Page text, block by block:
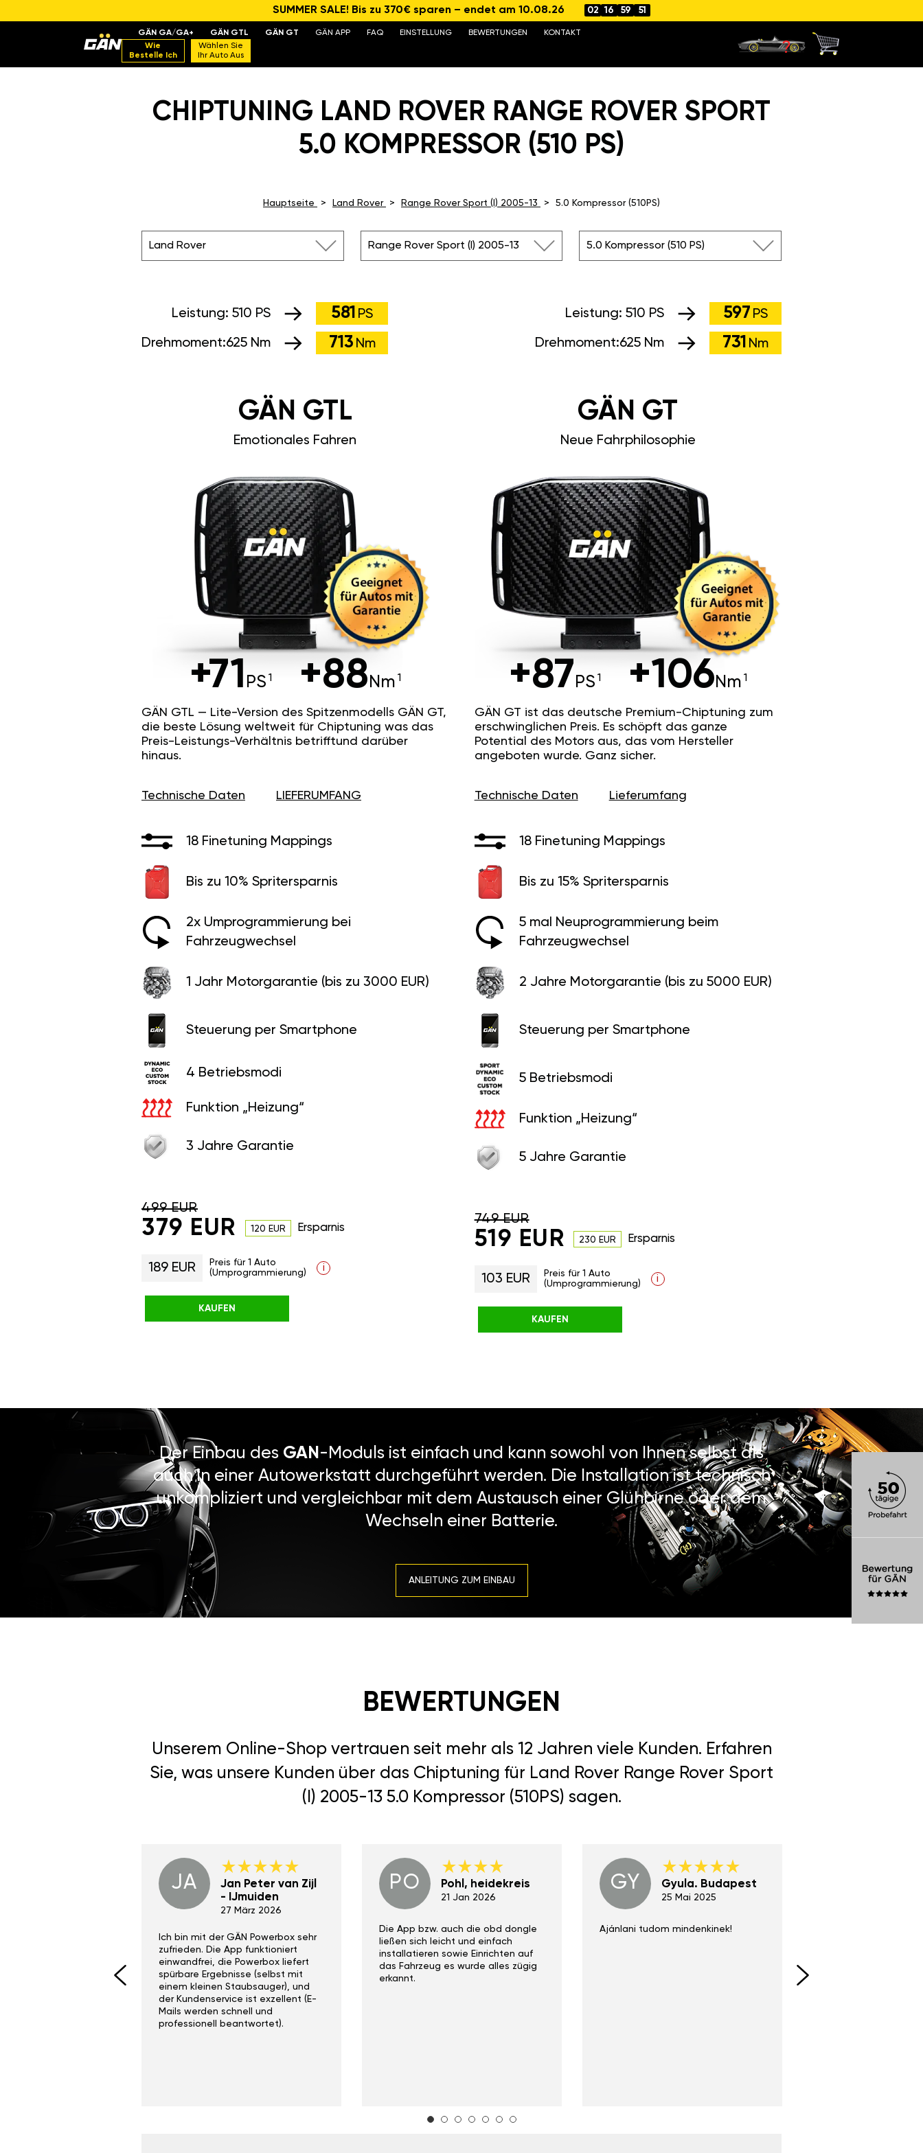
SUMMER SALE! Bis zu 370€ sparen – endet am 10.08.26 02 16 59 50
GÄN GA/GA+ GÄN GTL GÄN GT GÄN APP FAQ EINSTELLUNG BEWERTUNGEN
KONTAKT
Wie
Bestelle Ich
Wählen Sie
Ihr Auto Aus
CHIPTUNING LAND ROVER RANGE ROVER SPORT
5.0 KOMPRESSOR (510 PS)
Hauptseite Land Rover Range Rover Sport (I) 2005-13 5.0 Kompressor (510PS)
Land Rover Range Rover Sport (I) 2005-13 5.0 Kompressor (510 PS)
Leistung: 510 PS 597 PS
Drehmoment:625 Nm 731 Nm
Leistung: 510 PS 581 PS
Drehmoment:625 Nm 713 Nm
GÄN GT
Neue Fahrphilosophie
+87 PS +106 Nm
GÄN GT ist das deutsche Premium-Chiptuning zum
erschwinglichen Preis. Es schöpft das ganze
Potential des Motors aus, das vom Hersteller
angeboten wurde. Ganz sicher.
Technische Daten Lieferumfang
18 Finetuning Mappings
Bis zu 15% Spritersparnis
5 mal Neuprogrammierung beim
Fahrzeugwechsel
2 Jahre Motorgarantie (bis zu 5000 EUR)
Steuerung per Smartphone
5 Betriebsmodi
Funktion „Heizung“
5 Jahre Garantie
749 EUR
519 EUR 230 EUR Ersparnis
103 EUR
Preis für 1 Auto
(Umprogrammierung)
i
KAUFEN
GÄN GTL
Emotionales Fahren
+71 PS +88 Nm
GÄN GTL — Lite-Version des Spitzenmodells GÄN GT,
die beste Lösung weltweit für Chiptuning was das
Preis-Leistungs-Verhältnis betrifftund darüber
hinaus.
Technische Daten LIEFERUMFANG
18 Finetuning Mappings
Bis zu 10% Spritersparnis
2x Umprogrammierung bei
Fahrzeugwechsel
1 Jahr Motorgarantie (bis zu 3000 EUR)
Steuerung per Smartphone
4 Betriebsmodi
Funktion „Heizung“
3 Jahre Garantie
499 EUR
379 EUR 120 EUR Ersparnis
189 EUR
Preis für 1 Auto
(Umprogrammierung)
i
KAUFEN
Der Einbau des GAN -Moduls ist einfach und kann sowohl von Ihnen selbst als
auch in einer Autowerkstatt durchgeführt werden. Die Installation ist technisch
unkompliziert und vergleichbar mit dem Austausch einer Glühbirne oder dem
Wechseln einer Batterie.
ANLEITUNG ZUM EINBAU
BEWERTUNGEN
Unserem Online-Shop vertrauen seit mehr als 12 Jahren viele Kunden. Erfahren
Sie, was unsere Kunden über das Chiptuning für Land Rover Range Rover Sport
(I) 2005-13 5.0 Kompressor (510PS) sagen.
JA
Jan Peter van Zijl
- IJmuiden
27 März 2026
Ich bin mit der GÄN Powerbox sehr
zufrieden. Die App funktioniert
einwandfrei, die Powerbox liefert
spürbare Ergebnisse (selbst mit
einem kleinen Staubsauger), und
der Kundenservice ist exzellent (E-
Mails werden schnell und
professionell beantwortet).
PO Pohl, heidekreis
21 Jan 2026
Die App bzw. auch die obd dongle
ließen sich leicht und einfach
installatieren sowie Einrichten auf
das Fahrzeug es wurde alles zügig
erkannt.
GY Gyula. Budapest
25 Mai 2025
Ajánlani tudom mindenkinek!